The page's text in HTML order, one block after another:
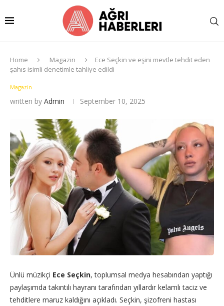
Home Magazin
Ece Seçkin ve eşini mevtle tehdit eden
şahıs isimli denetimle tahliye edildi
Magazin
written by Admin September 10, 2025
Ünlü müzikçi Ece Seçkin, toplumsal medya hesabından yaptığı
paylaşımda takıntılı hayranı tarafından yıllardır kelamlı taciz ve
tehditlere maruz kaldığını açıkladı. Seçkin, şizofreni hastası